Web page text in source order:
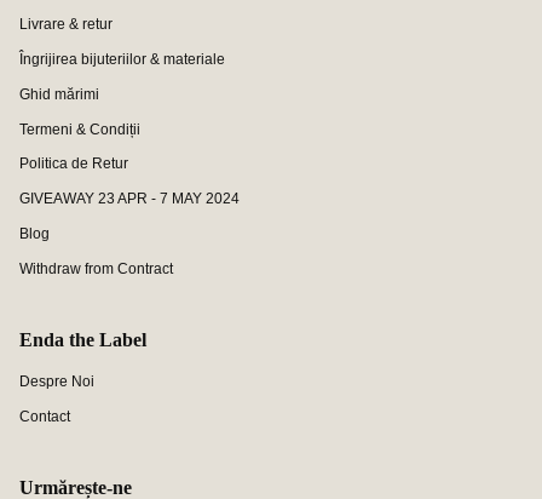
Livrare & retur
Îngrijirea bijuteriilor & materiale
Ghid mărimi
Termeni & Condiții
Politica de Retur
GIVEAWAY 23 APR - 7 MAY 2024
Blog
Withdraw from Contract
Enda the Label
Despre Noi
Contact
Urmărește-ne